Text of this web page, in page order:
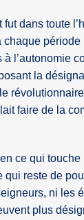
fut dans toute
chaque
à l’autonomie
la
faire de la
ce qui touche
qui reste de
ni les
plus